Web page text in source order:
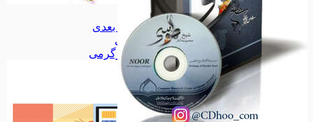
کتاب کتاب
پازل سه بعدی
پازل سه بعدی
اسباب بازی اسباب بازی
همه دسته بندی های سرگرمی